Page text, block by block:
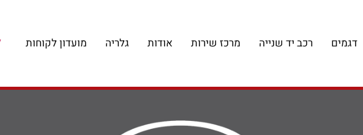
דגמים רכב יד שנייה מרכז שירות אודות גלריה מועדון לקוחות